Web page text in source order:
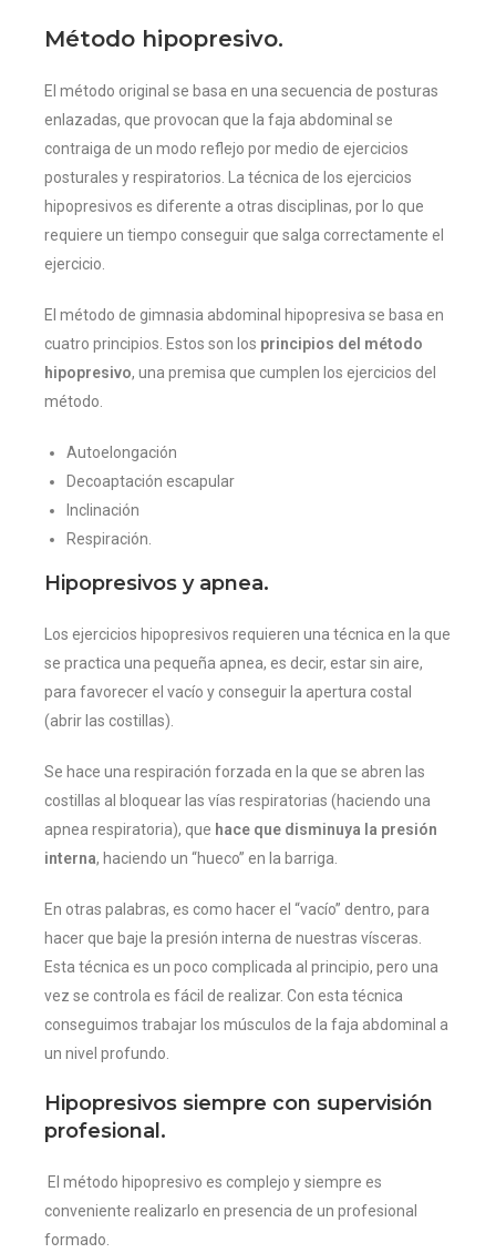
Método hipopresivo.
El método original se basa en una secuencia de posturas
enlazadas, que provocan que la faja abdominal se
contraiga de un modo reflejo por medio de ejercicios
posturales y respiratorios. La técnica de los ejercicios
hipopresivos es diferente a otras disciplinas, por lo que
requiere un tiempo conseguir que salga correctamente el
ejercicio.
El método de gimnasia abdominal hipopresiva se basa en
cuatro principios. Estos son los principios del método
hipopresivo, una premisa que cumplen los ejercicios del
método.
Autoelongación
Decoaptación escapular
Inclinación
Respiración.
Hipopresivos y apnea.
Los ejercicios hipopresivos requieren una técnica en la que
se practica una pequeña apnea, es decir, estar sin aire,
para favorecer el vacío y conseguir la apertura costal
(abrir las costillas).
Se hace una respiración forzada en la que se abren las
costillas al bloquear las vías respiratorias (haciendo una
apnea respiratoria), que hace que disminuya la presión
interna, haciendo un “hueco” en la barriga.
En otras palabras, es como hacer el “vacío” dentro, para
hacer que baje la presión interna de nuestras vísceras.
Esta técnica es un poco complicada al principio, pero una
vez se controla es fácil de realizar. Con esta técnica
conseguimos trabajar los músculos de la faja abdominal a
un nivel profundo.
Hipopresivos siempre con supervisión
profesional.
El método hipopresivo es complejo y siempre es
conveniente realizarlo en presencia de un profesional
formado.